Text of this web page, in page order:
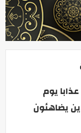
يوم
يضاهئون